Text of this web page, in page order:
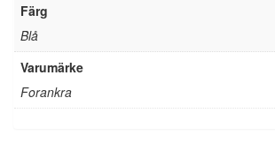
Färg
Blå
Varumärke
Forankra